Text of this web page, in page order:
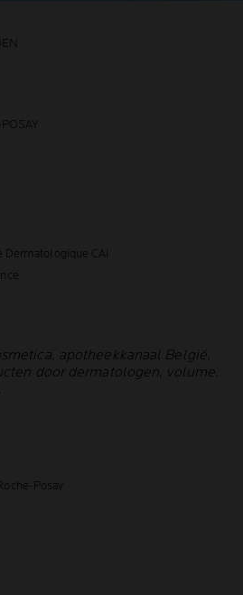
Dermatologique CAI
apotheekkanaal België,
door dermatologen, volume.
Posay